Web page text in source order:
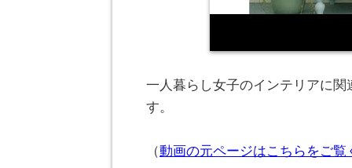
一人暮らし女子のインテリアに関
す。
（動画の元ページはこちらをご覧